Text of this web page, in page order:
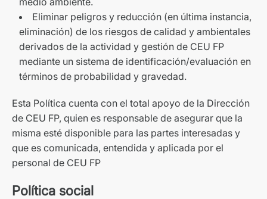
Eliminar peligros y reducción (en última instancia,
eliminación) de los riesgos de calidad y ambientales
derivados de la actividad y gestión de CEU FP
mediante un sistema de identificación/evaluación en
términos de probabilidad y gravedad.
Esta Política cuenta con el total apoyo de la Dirección
de CEU FP, quien es responsable de asegurar que la
misma esté disponible para las partes interesadas y
que es comunicada, entendida y aplicada por el
personal de CEU FP
Política social